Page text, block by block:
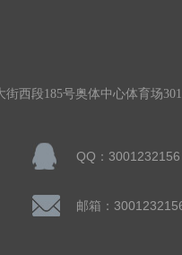
西段185号奥体中心体育场
QQ：3001232156
邮箱：